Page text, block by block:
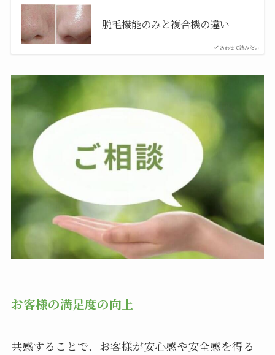
あわせて読みたい
脱毛機能のみと複合機の違い
お客様の満足度の向上
共感することで、お客様が安心感や安全感を得る